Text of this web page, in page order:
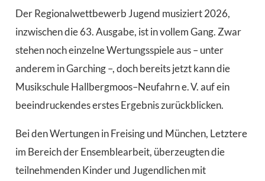
Der Regionalwettbewerb Jugend musiziert 2026,
inzwischen die 63. Ausgabe, ist in vollem Gang. Zwar
stehen noch einzelne Wertungsspiele aus – unter
anderem in Garching –, doch bereits jetzt kann die
Musikschule Hallbergmoos–Neufahrn e. V. auf ein
beeindruckendes erstes Ergebnis zurückblicken.
Bei den Wertungen in Freising und München, Letztere
im Bereich der Ensemblearbeit, überzeugten die
teilnehmenden Kinder und Jugendlichen mit